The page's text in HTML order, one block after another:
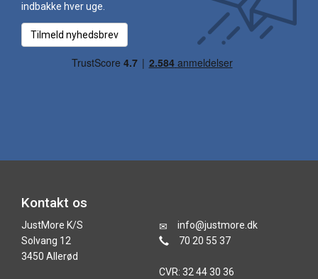
indbakke hver uge.
Tilmeld nyhedsbrev
Kontakt os
JustMore K/S
Solvang 12
3450 Allerød
info@justmore.dk
70 20 55 37
CVR: 32 44 30 36